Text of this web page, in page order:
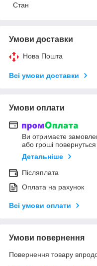
Стан
Умови доставки
Нова Пошта
Всі умови доставки
Умови оплати
Ви отримаєте
або гроші
Детальніше
Післяплата
Оплата на рахунок
Всі умови оплати
Умови повернення
Повернення товару